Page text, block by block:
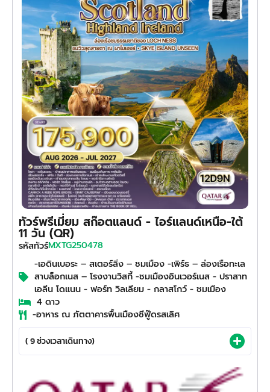
ทัวร์พรีเมี่ยม สก๊อตแลนด์ - ไอร์แลนด์เหนือ-ใต้
11 วัน (QR)
รหัสทัวร์MXTG250478
-เอดินเบอระ – สเตอร์ลิ่ง – ชมเมือง -เพิร์ธ – ล่องเรือทะเล
สาบล็อกเนส – โรงงานวิสกี้ -ชมเมืองอินเวอร์เนส - ปราสาท
เอลีน โดแนน - ฟอร์ท วิลเลียม - กลาสโกว์ - ชมเมือง
4 ดาว
-อาหาร ณ ภัตตาคารพื้นเมืองซีฟู๊ดรสเลิศ
( 9 ช่วงเวลาเดินทาง)